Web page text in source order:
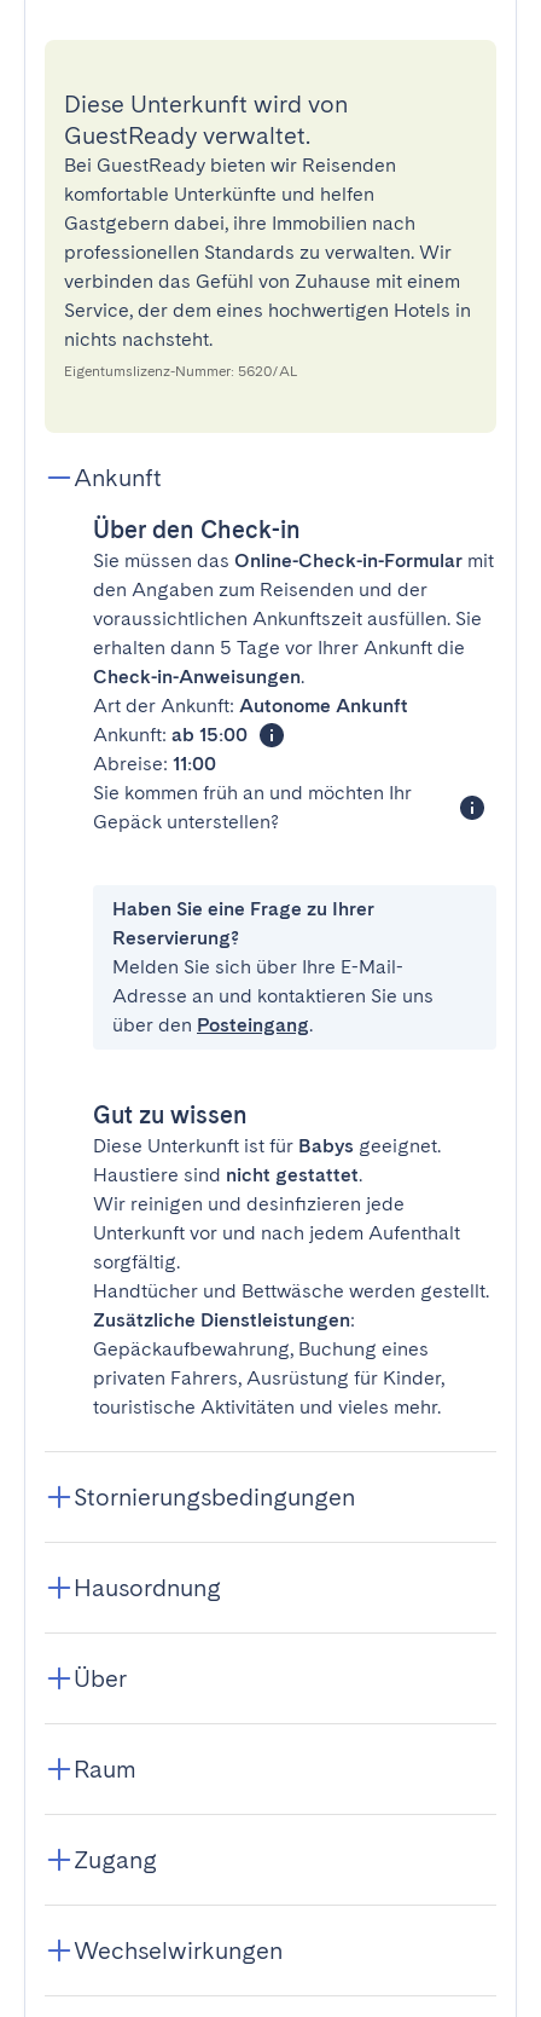
Diese Unterkunft wird von
GuestReady verwaltet.
Bei GuestReady bieten wir Reisenden
komfortable Unterkünfte und helfen
Gastgebern dabei, ihre Immobilien nach
professionellen Standards zu verwalten. Wir
verbinden das Gefühl von Zuhause mit einem
Service, der dem eines hochwertigen Hotels in
nichts nachsteht.
Eigentumslizenz-Nummer: 5620/AL
Ankunft
Über den Check-in
Sie müssen das Online-Check-in-Formular mit
den Angaben zum Reisenden und der
voraussichtlichen Ankunftszeit ausfüllen. Sie
erhalten dann 5 Tage vor Ihrer Ankunft die
Check-in-Anweisungen.
Art der Ankunft: Autonome Ankunft
Ankunft: ab 15:00
Abreise: 11:00
Sie kommen früh an und möchten Ihr
Gepäck unterstellen?
Haben Sie eine Frage zu Ihrer
Reservierung?
Melden Sie sich über Ihre E-Mail-
Adresse an und kontaktieren Sie uns
über den Posteingang.
Gut zu wissen
Diese Unterkunft ist für Babys geeignet.
Haustiere sind nicht gestattet.
Wir reinigen und desinfizieren jede
Unterkunft vor und nach jedem Aufenthalt
sorgfältig.
Handtücher und Bettwäsche werden gestellt.
Zusätzliche Dienstleistungen:
Gepäckaufbewahrung, Buchung eines
privaten Fahrers, Ausrüstung für Kinder,
touristische Aktivitäten und vieles mehr.
Stornierungsbedingungen
Hausordnung
Über
Raum
Zugang
Wechselwirkungen